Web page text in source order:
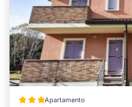
Apartamento